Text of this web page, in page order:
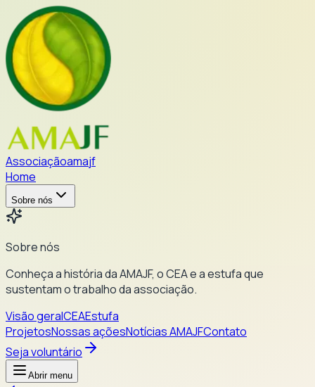
Associaçãoamajf
Home
Sobre nós
Sobre nós
Conheça a história da AMAJF, o CEA e a estufa que
sustentam o trabalho da associação.
Visão geralCEAEstufa
ProjetosNossas açõesNotícias AMAJFContato
Seja voluntário
Abrir menu